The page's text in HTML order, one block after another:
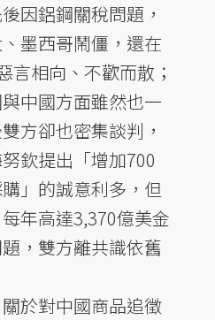
因鋁鋼關稅問題，
墨西哥鬧僵，還在
言相向、不歡而散；
中國方面雖然也一
方卻也密集談判，
欽提出「增加700
」的誠意利多，但
年高達3,370億美金
，雙方離共識依舊
於對中國商品追徵